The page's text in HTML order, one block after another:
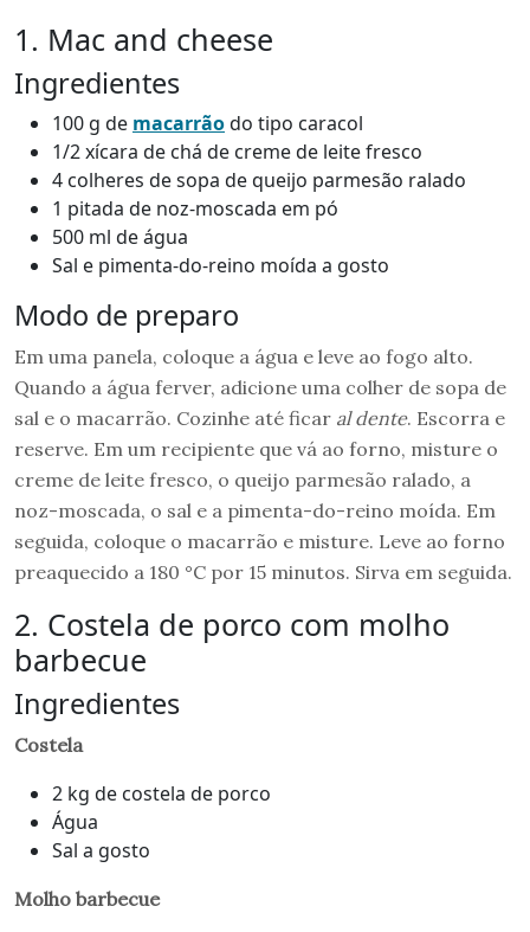
1. Mac and cheese
Ingredientes
100 g de macarrãodo tipo caracol
1/2 xícara de chá de creme de leite fresco
4 colheres de sopa de queijo parmesão ralado
1 pitada de noz-moscada em pó
500 ml de água
Sal e pimenta-do-reino moída a gosto
Modo de preparo
Em uma panela, coloque a água e leve ao fogo alto.
Quando a água ferver, adicione uma colher de sopa de
sal e o macarrão. Cozinhe até ficar al dente. Escorra e
reserve. Em um recipiente que vá ao forno, misture o
creme de leite fresco, o queijo parmesão ralado, a
noz-moscada, o sal e a pimenta-do-reino moída. Em
seguida, coloque o macarrão e misture. Leve ao forno
preaquecido a 180 °C por 15 minutos. Sirva em seguida.
2. Costela de porco com molho
barbecue
Ingredientes
Costela
2 kg de costela de porco
Água
Sal a gosto
Molho barbecue